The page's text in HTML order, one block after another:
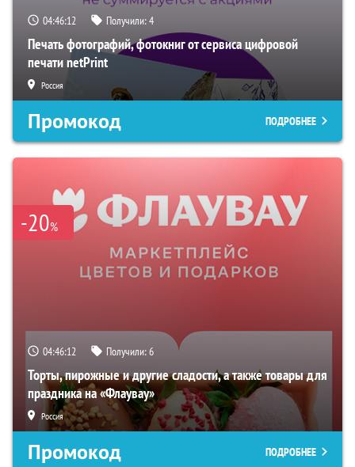
04:46:11 Получили:4
Печать фотографий, фотокниг от сервиса цифровой
печати netPrint
Россия
Промокод ПОДРОБНЕЕ
-20%
04:46:11 Получили:6
Торты, пирожные и другие сладости, а также товары для
праздника на «Флаувау»
Россия
Промокод ПОДРОБНЕЕ